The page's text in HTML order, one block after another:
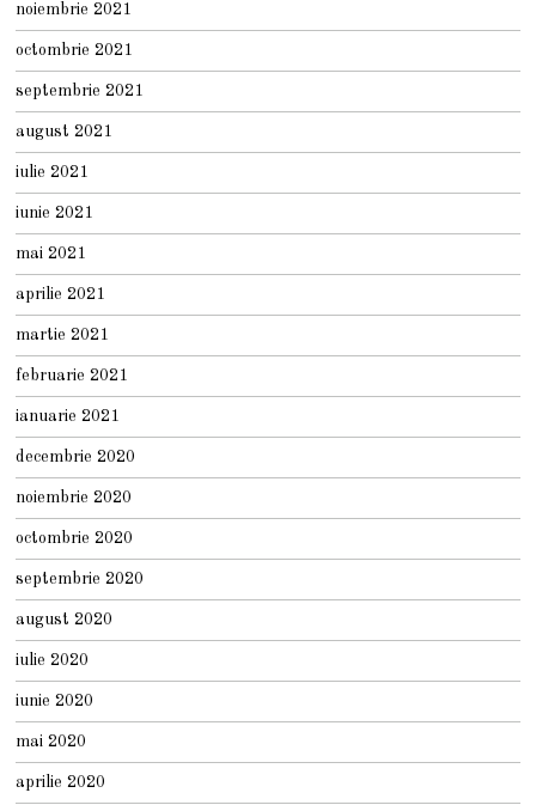
noiembrie 2021
octombrie 2021
septembrie 2021
august 2021
iulie 2021
iunie 2021
mai 2021
aprilie 2021
martie 2021
februarie 2021
ianuarie 2021
decembrie 2020
noiembrie 2020
octombrie 2020
septembrie 2020
august 2020
iulie 2020
iunie 2020
mai 2020
aprilie 2020